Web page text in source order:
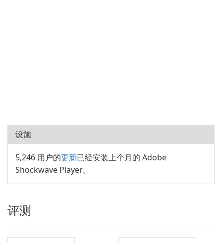
设施
5,246 用户的更新已经安装上个月的 Adobe
Shockwave Player。
评测